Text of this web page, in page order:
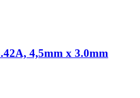
4,5mm x 3.0mm